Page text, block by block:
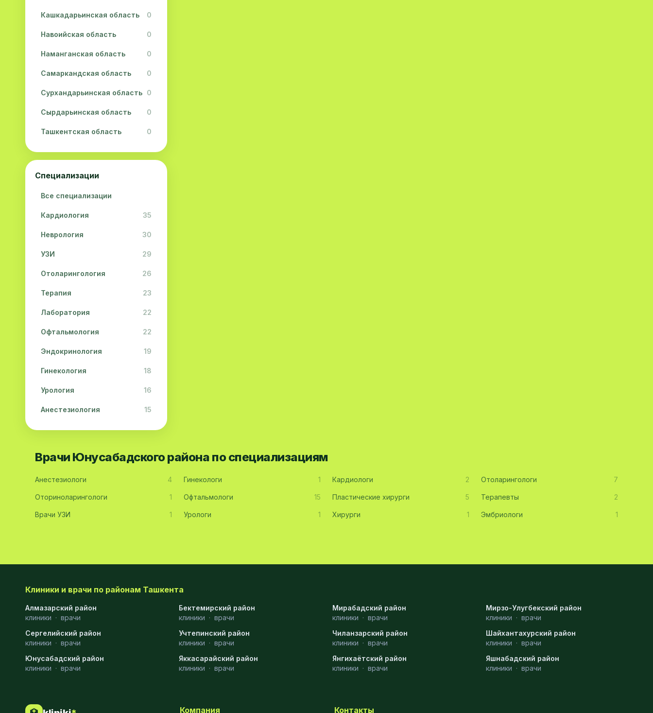
Кашкадарьинская область 0
Навоийская область 0
Наманганская область 0
Самаркандская область 0
Сурхандарьинская область 0
Сырдарьинская область 0
Ташкентская область 0
Ферганская область 0
Специализации
Все специализации
Кардиология 35
Неврология 30
УЗИ 29
Отоларингология 26
Терапия 23
Лаборатория 22
Офтальмология 22
Эндокринология 19
Гинекология 18
Урология 16
Анестезиология 15
Дерматология 15
Стоматология 9
Физиотерапия
Ортопедия
Пластическая хирургия
Врачи Юнусабадского района по специализациям
Анестезиологи 4 Гинекологи 1 Кардиологи 2 Отоларингологи 7
Оториноларингологи 1 Офтальмологи 15 Пластические хирурги 5 Терапевты 2
Врачи УЗИ 1 Урологи 1 Хирурги 1 Эмбриологи 1
Клиники и врачи по районам Ташкента
Алмазарский район
клиники · врачи
Бектемирский район
клиники · врачи
Мирабадский район
клиники · врачи
Мирзо-Улугбекский район
клиники · врачи
Сергелийский район
клиники · врачи
Учтепинский район
клиники · врачи
Чиланзарский район
клиники · врачи
Шайхантахурский район
клиники · врачи
Юнусабадский район
клиники · врачи
Яккасарайский район
клиники · врачи
Янгихаётский район
клиники · врачи
Яшнабадский район
клиники · врачи
Компания Контакты